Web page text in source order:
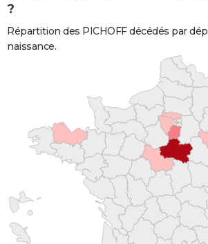
?
Répartition des PICHOFF décédés par
naissance.